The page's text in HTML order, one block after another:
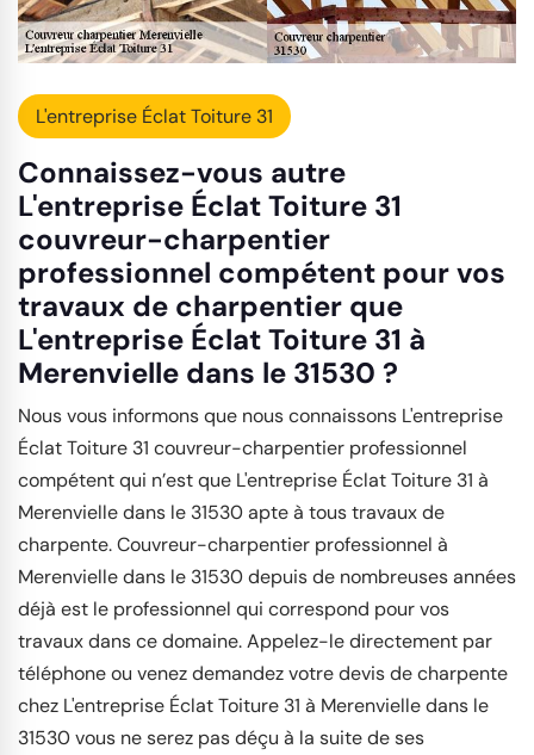
L'entreprise Éclat Toiture 31
Connaissez-vous autre
L'entreprise Éclat Toiture 31
couvreur-charpentier
professionnel compétent pour vos
travaux de charpentier que
L'entreprise Éclat Toiture 31 à
Merenvielle dans le 31530 ?
Nous vous informons que nous connaissons L'entreprise
Éclat Toiture 31 couvreur-charpentier professionnel
compétent qui n’est que L'entreprise Éclat Toiture 31 à
Merenvielle dans le 31530 apte à tous travaux de
charpente. Couvreur-charpentier professionnel à
Merenvielle dans le 31530 depuis de nombreuses années
déjà est le professionnel qui correspond pour vos
travaux dans ce domaine. Appelez-le directement par
téléphone ou venez demandez votre devis de charpente
chez L'entreprise Éclat Toiture 31 à Merenvielle dans le
31530 vous ne serez pas déçu à la suite de ses